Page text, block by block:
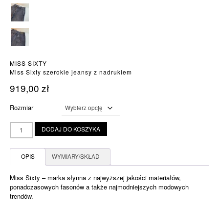
MISS SIXTY
Miss Sixty szerokie jeansy z nadrukiem
919,00 zł
Rozmiar
ilość
Miss
szerokie
jeansy
nadrukiem
DODAJ DO KOSZYKA
OPIS WYMIARY/SKŁAD
Miss Sixty – marka słynna z najwyższej jakości materiałów,
ponadczasowych fasonów a także najmodniejszych modowych
trendów.